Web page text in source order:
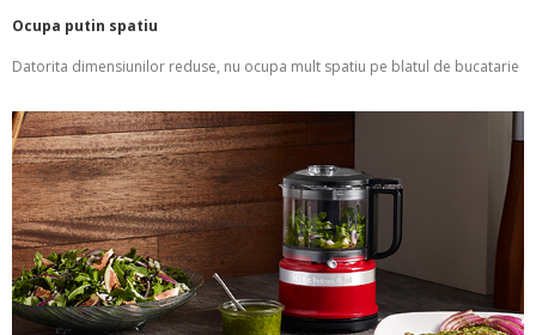
Ocupa putin spatiu
Datorita dimensiunilor reduse, nu ocupa mult spatiu pe blatul de bucatarie